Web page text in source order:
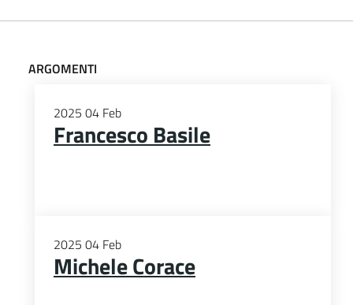
ARGOMENTI
2025 04 Feb
Francesco Basile
2025 04 Feb
Michele Corace